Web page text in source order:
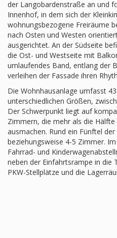
der Langobardenstraße an und
Innenhof, in dem sich der
wohnungsbezogene Freiräume
nach Osten und Westen
ausgerichtet. An der Südseite
die Ost- und Westseite mit
umlaufendes Band, entlang der
verleihen der Fassade ihren
Die Wohnhausanlage umfasst
unterschiedlichen Größen,
Der Schwerpunkt liegt auf
Zimmern, die mehr als die
ausmachen. Rund ein Fünftel
beziehungsweise 4-5 Zimmer.
Fahrrad- und
neben der Einfahrtsrampe in die
PKW-Stellplätze und die